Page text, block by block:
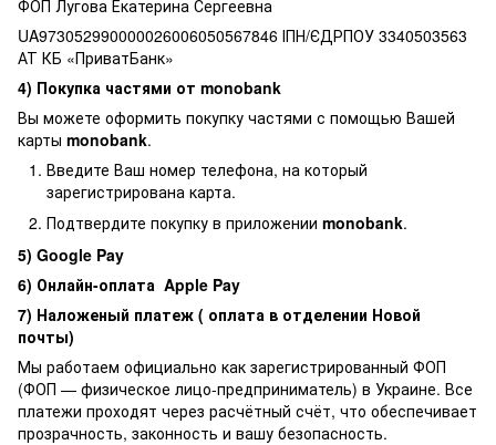
ФОП Лугова Екатерина Сергеевна
UA973052990000026006050567846 ІПН/ЄДРПОУ 3340503563
АТ КБ «ПриватБанк»
4) Покупка частями от monobank
Вы можете оформить покупку частями с помощью Вашей
карты monobank.
Введите Ваш номер телефона, на который
зарегистрирована карта.
Подтвердите покупку в приложении monobank.
5) Google Pay
6) Онлайн-оплата Apple Pay
7) Наложеный платеж ( оплата в отделении Новой
почты)
Мы работаем официально как зарегистрированный ФОП
(ФОП — физическое лицо-предприниматель) в Украине. Все
платежи проходят через расчётный счёт, что обеспечивает
прозрачность, законность и вашу безопасность.